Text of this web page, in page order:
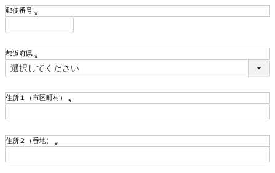
須
)
郵便番号
須
)
都道府県
(
)
住所１（市区町村）
須
)
住所２（番地）